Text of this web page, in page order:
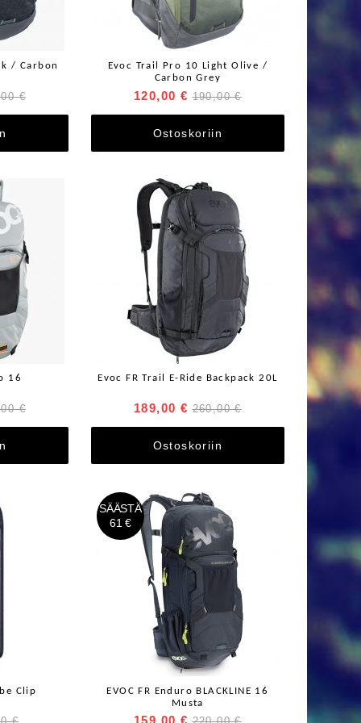
/ Carbon
€
Evoc Trail Pro 10 Light Olive /
Carbon Grey
120,00 € 190,00 €
Ostoskoriin
16
€
Evoc FR Trail E-Ride Backpack 20L
189,00 € 260,00 €
Ostoskoriin
Clip
SÄÄSTÄ
61 €
EVOC FR Enduro BLACKLINE 16
Musta